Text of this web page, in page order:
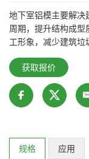
地下室铝模主要解决
周期，提升结构成
工形象，减少建筑垃
获取报价
规格 应用